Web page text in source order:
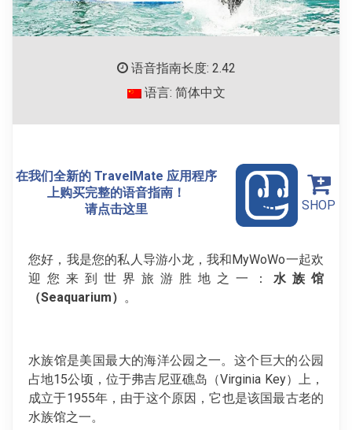
语音指南长度: 2.42
语言: 简体中文
在我们全新的 TravelMate 应用程序
上购买完整的语音指南！
请点击这里
SHOP
您好，我是您的私人导游小龙，我和MyWoWo一起欢
迎您来到世界旅游胜地之一： 水族馆
（Seaquarium） 。
水族馆是美国最大的海洋公园之一。这个巨大的公园
占地15公顷，位于弗吉尼亚礁岛（Virginia Key）上，
成立于1955年，由于这个原因，它也是该国最古老的
水族馆之一。